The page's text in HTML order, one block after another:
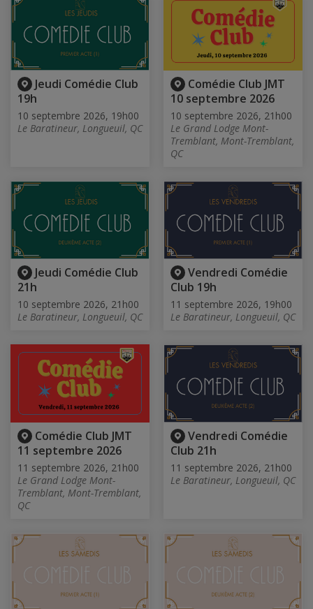
Jeudi Comédie Club
19h
10 septembre 2026, 19h00
Le Baratineur, Longueuil, QC
Comédie Club JMT
10 septembre 2026
10 septembre 2026, 21h00
Le Grand Lodge Mont-
Tremblant, Mont-Tremblant,
QC
Jeudi Comédie Club
21h
10 septembre 2026, 21h00
Le Baratineur, Longueuil, QC
Vendredi Comédie
Club 19h
11 septembre 2026, 19h00
Le Baratineur, Longueuil, QC
Comédie Club JMT
11 septembre 2026
11 septembre 2026, 21h00
Le Grand Lodge Mont-
Tremblant, Mont-Tremblant,
QC
Vendredi Comédie
Club 21h
11 septembre 2026, 21h00
Le Baratineur, Longueuil, QC